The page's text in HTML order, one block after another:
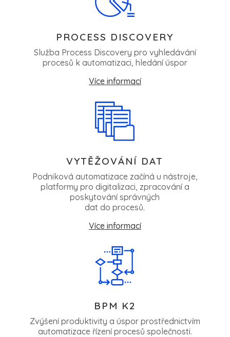
PROCESS DISCOVERY
Služba Process Discovery pro vyhledávání
procesů k automatizaci, hledání úspor
Více informací
VYTĚŽOVÁNÍ DAT
Podniková automatizace začíná u nástroje,
platformy pro digitalizaci, zpracování a
poskytování správných
dat do procesů.
Více informací
BPM K2
Zvýšení produktivity a úspor prostřednictvím
automatizace řízení procesů společnosti.